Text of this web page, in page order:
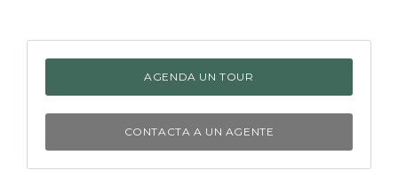
AGENDA UN TOUR
CONTACTA A UN AGENTE